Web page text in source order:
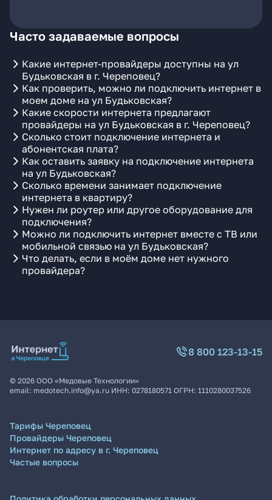
Часто задаваемые вопросы
Какие интернет-провайдеры доступны на ул
Будьковская в г. Череповец?
Как проверить, можно ли подключить интернет в
моем доме на ул Будьковская?
Какие скорости интернета предлагают
провайдеры на ул Будьковская в г. Череповец?
Сколько стоит подключение интернета и
абонентская плата?
Как оставить заявку на подключение интернета
на ул Будьковская?
Сколько времени занимает подключение
интернета в квартиру?
Нужен ли роутер или другое оборудование для
подключения?
Можно ли подключить интернет вместе с ТВ или
мобильной связью на ул Будьковская?
Что делать, если в моём доме нет нужного
провайдера?
8 800 123-13-15
© 2026 ООО «Медовые Технологии»
email: medotech.info@ya.ru ИНН: 0278180571 ОГРН: 1110280037526
Тарифы Череповец
Провайдеры Череповец
Интернет по адресу в г. Череповец
Частые вопросы